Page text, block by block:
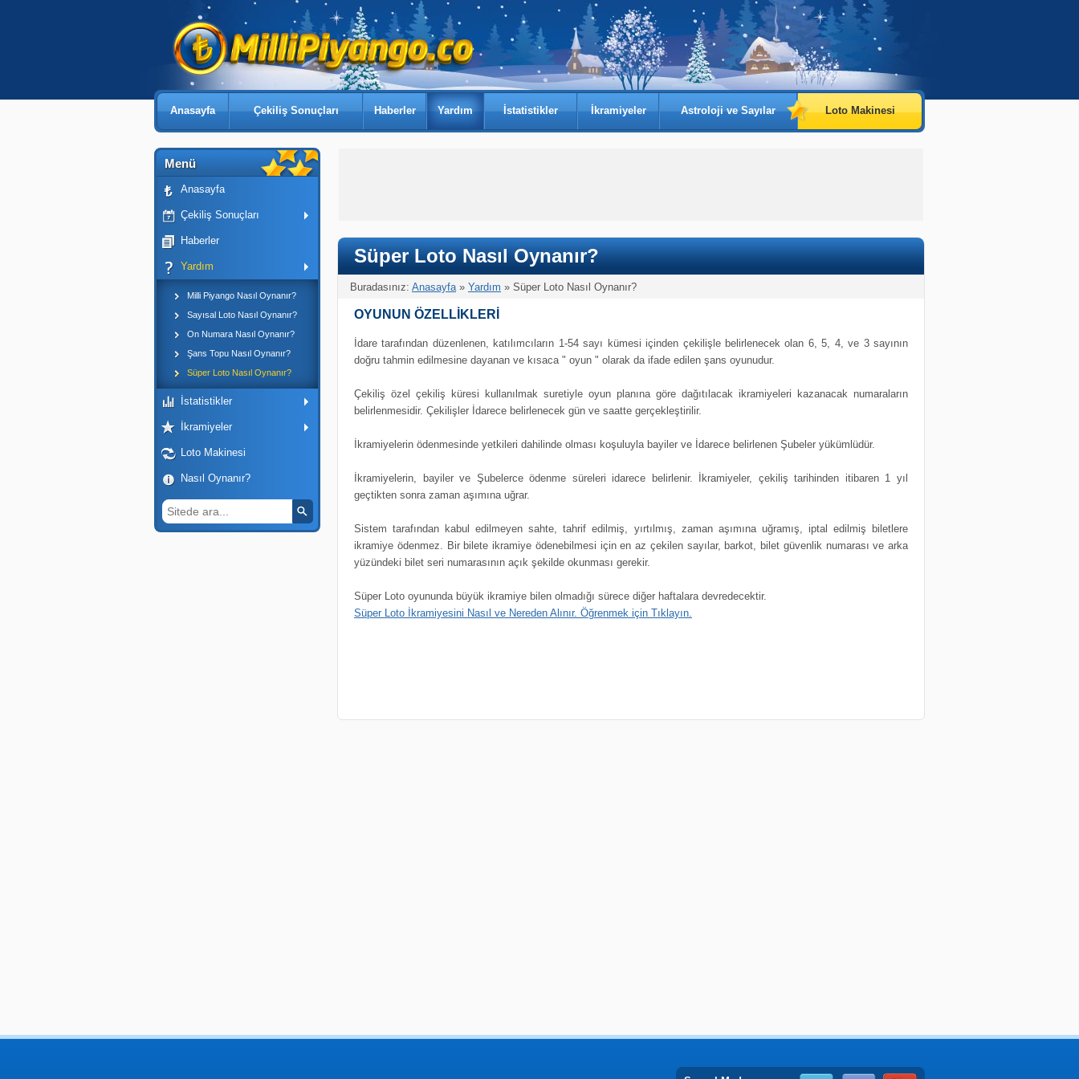
Anasayfa Çekiliş Sonuçları Haberler Yardım İstatistikler İkramiyeler Astroloji ve Sayılar Loto Makinesi
Menü
Anasayfa
Çekiliş Sonuçları
Haberler
Yardım
Milli Piyango Nasıl Oynanır?
Sayısal Loto Nasıl Oynanır?
On Numara Nasıl Oynanır?
Şans Topu Nasıl Oynanır?
Süper Loto Nasıl Oynanır?
İstatistikler
İkramiyeler
Loto Makinesi
Nasıl Oynanır?
Süper Loto Nasıl Oynanır?
Buradasınız: Anasayfa » Yardım » Süper Loto Nasıl Oynanır?
OYUNUN ÖZELLİKLERİ
İdare tarafından düzenlenen, katılımcıların 1-54 sayı kümesi içinden çekilişle belirlenecek olan 6, 5, 4, ve 3 sayının
doğru tahmin edilmesine dayanan ve kısaca " oyun " olarak da ifade edilen şans oyunudur.
Çekiliş özel çekiliş küresi kullanılmak suretiyle oyun planına göre dağıtılacak ikramiyeleri kazanacak numaraların
belirlenmesidir. Çekilişler İdarece belirlenecek gün ve saatte gerçekleştirilir.
İkramiyelerin ödenmesinde yetkileri dahilinde olması koşuluyla bayiler ve İdarece belirlenen Şubeler yükümlüdür.
İkramiyelerin, bayiler ve Şubelerce ödenme süreleri idarece belirlenir. İkramiyeler, çekiliş tarihinden itibaren 1 yıl
geçtikten sonra zaman aşımına uğrar.
Sistem tarafından kabul edilmeyen sahte, tahrif edilmiş, yırtılmış, zaman aşımına uğramış, iptal edilmiş biletlere
ikramiye ödenmez. Bir bilete ikramiye ödenebilmesi için en az çekilen sayılar, barkot, bilet güvenlik numarası ve arka
yüzündeki bilet seri numarasının açık şekilde okunması gerekir.
Süper Loto oyununda büyük ikramiye bilen olmadığı sürece diğer haftalara devredecektir.
Süper Loto İkramiyesini Nasıl ve Nereden Alınır. Öğrenmek için Tıklayın.